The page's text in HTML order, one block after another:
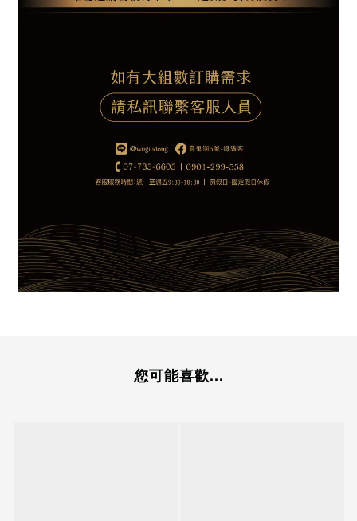
您可能喜歡...